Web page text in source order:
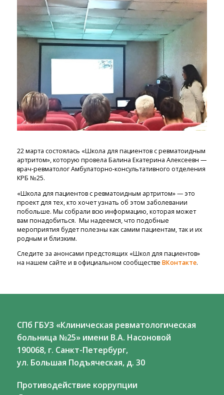
22 марта состоялась «Школа для пациентов с ревматоидным
артритом», которую провела Балина Екатерина Алексеевн —
врач-ревматолог Амбулаторно-консультативного отделения
КРБ №25.
«Школа для пациентов с ревматоидным артритом» — это
проект для тех, кто хочет узнать об этом заболевании
побольше. Мы собрали всю информацию, которая может
вам понадобиться. Мы надеемся, что подобные
мероприятия будет полезны как самим пациентам, так и их
родным и близким.
Следите за анонсами предстоящих «Школ для пациентов»
на нашем сайте и в официальном сообществе ВКонтакте.
СПб ГБУЗ «Клиническая ревматологическая
больница №25» имени В.А. Насоновой
190068, г. Санкт-Петербург,
ул. Большая Подъяческая, д. 30
Противодействие коррупции